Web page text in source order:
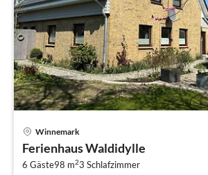
Winnemark
Ferienhaus Waldidylle
6 Gäste98 m23 Schlafzimmer